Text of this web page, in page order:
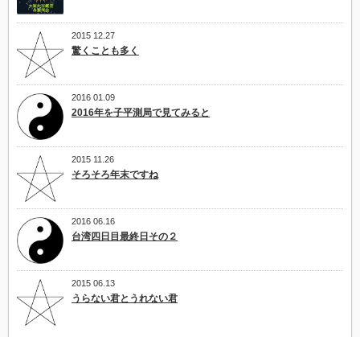
2015 12.27
驚くことも多く
2016 01.09
2016年を子平測局で見てみると
2015 11.26
そろそろ年末ですね
2016 06.16
台湾四日目最終日その２
2015 06.13
うらない君とうれない君